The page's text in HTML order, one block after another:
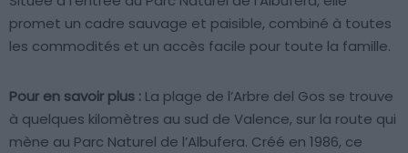
promet un cadre sauvage et paisible, combiné à toutes
les commodités et un accès facile pour toute la famille.
Pour en savoir plus : La plage de l’Arbre del Gos se trouve
à quelques kilomètres au sud de Valence, sur la route qui
mène au Parc Naturel de l’Albufera. Créé en 1986, ce